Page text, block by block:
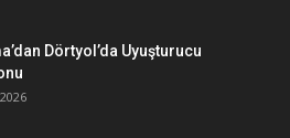
Dörtyol’da Uyuşturucu